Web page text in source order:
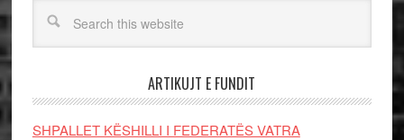
ARTIKUJT E FUNDIT
SHPALLET KËSHILLI I FEDERATËS VATRA